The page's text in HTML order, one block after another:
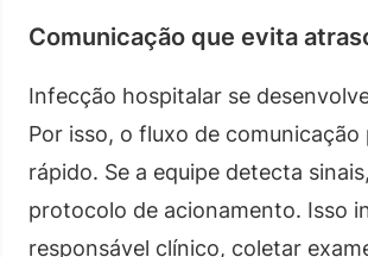
Comunicação que evita
Infecção hospitalar se
Por isso, o fluxo de comunicação
rápido. Se a equipe detecta
protocolo de acionamento. Isso
responsável clínico, coletar